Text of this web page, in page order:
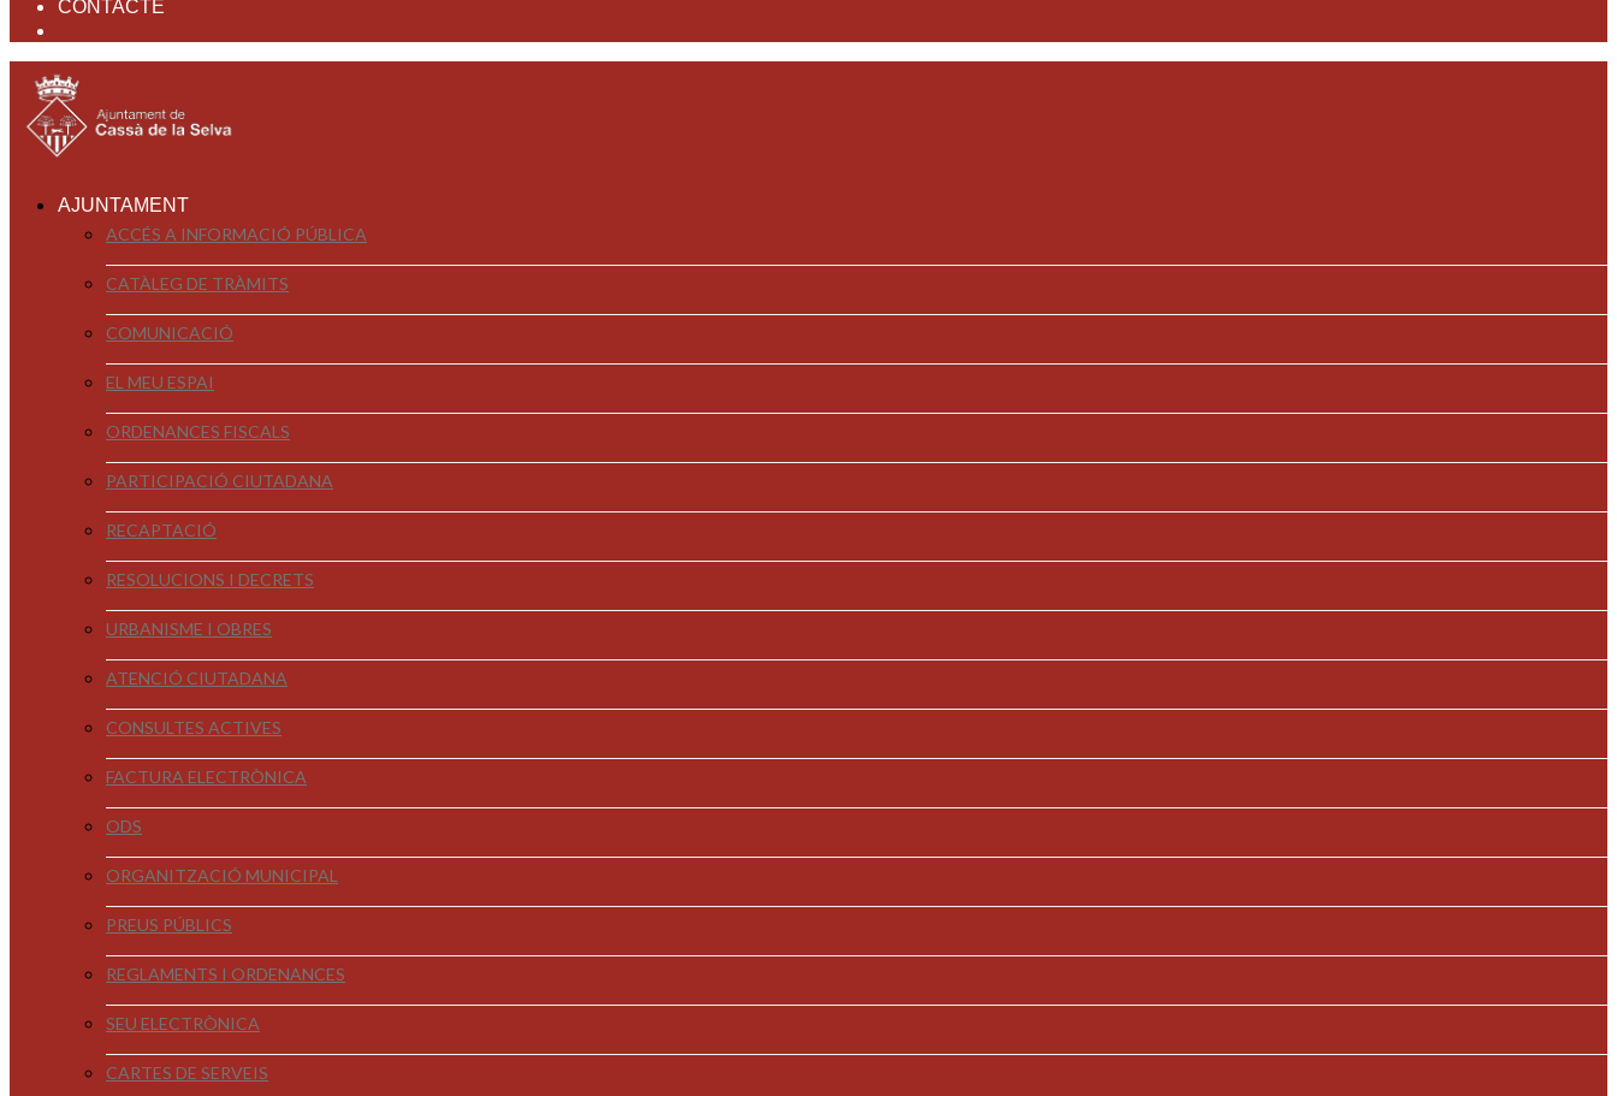
CONTACTE
AJUNTAMENT
ACCÉS A INFORMACIÓ PÚBLICA
CATÀLEG DE TRÀMITS
COMUNICACIÓ
EL MEU ESPAI
ORDENANCES FISCALS
PARTICIPACIÓ CIUTADANA
RECAPTACIÓ
RESOLUCIONS I DECRETS
URBANISME I OBRES
ATENCIÓ CIUTADANA
CONSULTES ACTIVES
FACTURA ELECTRÒNICA
ODS
ORGANITZACIÓ MUNICIPAL
PREUS PÚBLICS
REGLAMENTS I ORDENANCES
SEU ELECTRÒNICA
CARTES DE SERVEIS